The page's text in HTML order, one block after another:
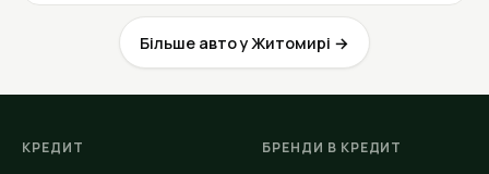
Більше авто у Житомирі →
КРЕДИТ БРЕНДИ В КРЕДИТ